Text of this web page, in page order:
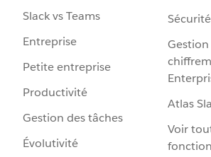
Slack vs Teams
Entreprise
Petite entreprise
Productivité
Gestion des tâches
Évolutivité
Sécurité
Gestion
Atlas
Voir